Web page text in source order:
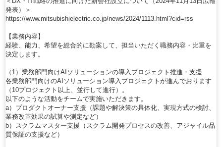
発表）＞
https://www.mitsubishielectric.co.jp/news/2024/1113.html?cid=rss
【業務内容】
経験、能力、希望を総合的に勘案して、担当いただく職務内容・比重を
決定します。
（1）業務部門向けAIソリューションの導入プロジェクト推進・支援
各業務部門向けのAIソリューション導入プロジェクトが進んでおります
（10プロジェクト以上、並行して進行）。
以下のような活動をチームで実施いただきます。
a）プロダクトオーナー支援（課題や解決策の具体化、実現方式の検討、
業務改革効果の試算や測定など）
b）スクラムマスター支援（スクラム開発プロセスの改善、アジャイル品
質保証の支援など）